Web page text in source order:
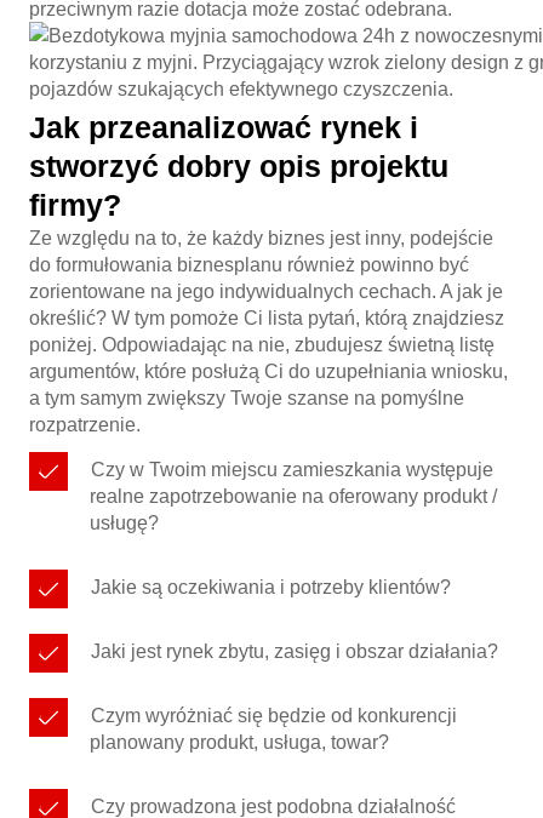
przeciwnym razie dotacja może zostać odebrana.
Jak przeanalizować rynek i
stworzyć dobry opis projektu
firmy?
Ze względu na to, że każdy biznes jest inny, podejście
do formułowania biznesplanu również powinno być
zorientowane na jego indywidualnych cechach. A jak je
określić? W tym pomoże Ci lista pytań, którą znajdziesz
poniżej. Odpowiadając na nie, zbudujesz świetną listę
argumentów, które posłużą Ci do uzupełniania wniosku,
a tym samym zwiększy Twoje szanse na pomyślne
rozpatrzenie.
Czy w Twoim miejscu zamieszkania występuje
realne zapotrzebowanie na oferowany produkt /
usługę?
Jakie są oczekiwania i potrzeby klientów?
Jaki jest rynek zbytu, zasięg i obszar działania?
Czym wyróżniać się będzie od konkurencji
planowany produkt, usługa, towar?
Czy prowadzona jest podobna działalność